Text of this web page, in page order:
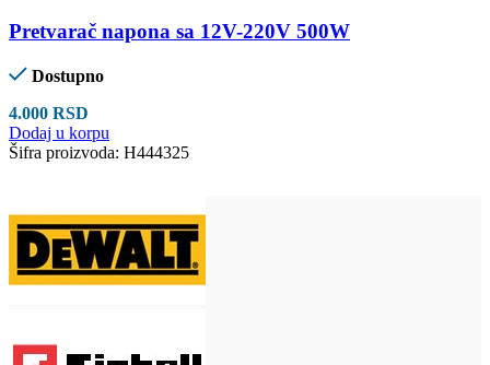
Pretvarač napona sa 12V-220V 500W
Dostupno
4.000 RSD
Dodaj u korpu
Šifra proizvoda: H444325